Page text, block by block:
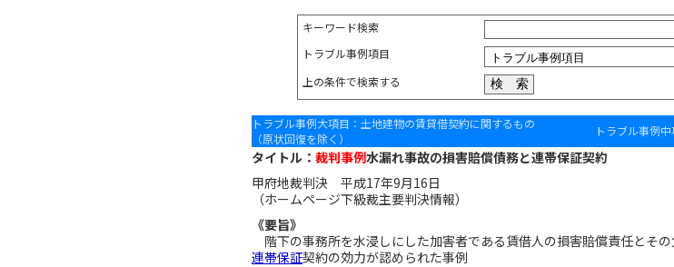
キーワード検索
トラブル事例項目
上の条件で検索する
トラブル事例大項目：土地建物の賃貸借契約に関するもの
（原状回復を除く）
トラブル事例
タイトル： 裁判事例水漏れ事故の損害賠償債務と連帯保証契約
甲府地裁判決 平成17年9月16日
（ホームページ下級裁主要判決情報）
《要旨》
階下の事務所を水浸しにした加害者である賃借人の損害賠償責任とそ
連帯保証契約の効力が認められた事例